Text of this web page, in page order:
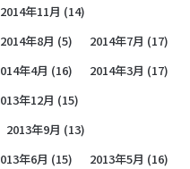
2014年11月 (14)
2014年8月 (5) 2014年7月 (17)
年4月 (16) 2014年3月 (17)
年12月 (15)
2013年9月 (13)
年6月 (15) 2013年5月 (16)